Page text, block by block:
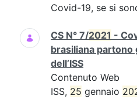
Covid-19, se si
CS N° 7/2021 -
brasiliana
dell’ISS
Contenuto Web
ISS, 25 gennaio